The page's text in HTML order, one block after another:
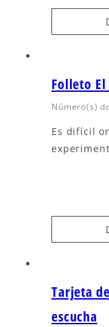
Folleto
Número(s)
Es difícil
Tarjeta
escucha